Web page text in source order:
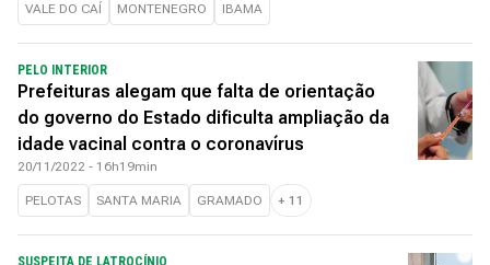
VALE DO CAÍ MONTENEGRO IBAMA
PELO INTERIOR
Prefeituras alegam que falta de orientação
do governo do Estado dificulta ampliação da
idade vacinal contra o coronavírus
20/11/2022 - 16h19min
PELOTAS SANTA MARIA GRAMADO + 11
SUSPEITA DE LATROCÍNIO